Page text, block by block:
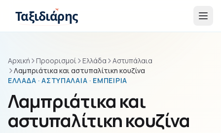
Ταξιδιάρης
Αρχική Προορισμοί Ελλάδα
Αστυπάλαια
Λαμπριάτικα και αστυπαλίτικη κουζίνα
ΕΛΛΆΔΑ · ΑΣΤΥΠΆΛΑΙΑ · ΕΜΠΕΙΡΊΑ
Λαμπριάτικα και
αστυπαλίτικη κουζίνα